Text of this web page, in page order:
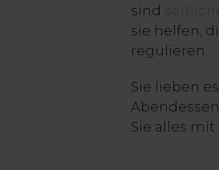
sind
sie helfen,
regulieren.
Sie lieben
Sie alles